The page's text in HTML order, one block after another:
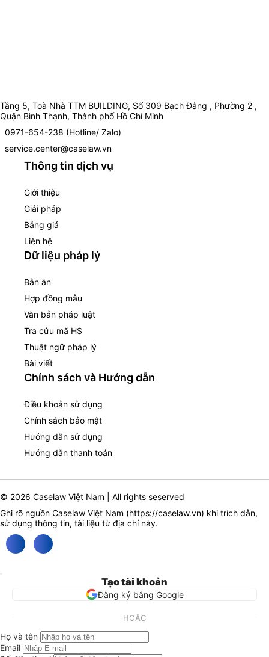
Tầng 5, Toà Nhà TTM BUILDING, Số 309 Bạch Đằng , Phường 2 ,
Quận Bình Thạnh, Thành phố Hồ Chí Minh
0971-654-238 (Hotline/ Zalo)
service.center@caselaw.vn
Thông tin dịch vụ
Giới thiệu
Giải pháp
Bảng giá
Liên hệ
Dữ liệu pháp lý
Bản án
Hợp đồng mẫu
Văn bản pháp luật
Tra cứu mã HS
Thuật ngữ pháp lý
Bài viết
Chính sách và Hướng dẫn
Điều khoản sử dụng
Chính sách bảo mật
Hướng dẫn sử dụng
Hướng dẫn thanh toán
© 2026 Caselaw Việt Nam | All rights seserved
Ghi rõ nguồn Caselaw Việt Nam (https://caselaw.vn) khi trích dẫn,
sử dụng thông tin, tài liệu từ địa chỉ này.
Tạo tài khoản
Đăng ký bằng Google
HOẶC
Họ và tên
Email